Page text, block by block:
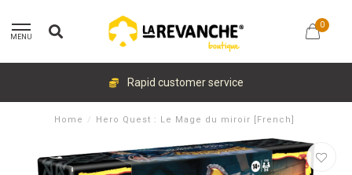
MENU
0
Rapid customer service
Home / Hero Quest : Le Mage du miroir [French]